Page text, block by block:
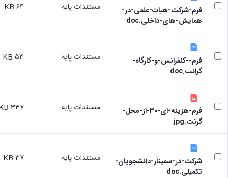
فرم-شرکت-هیات-علمی-در-
همایش-های-داخلی.doc
مستندات پایه ۶۴ KB
فرم--کنفرانس-و-کارگاه-
گرانت.doc
مستندات پایه ۵۳ KB
فرم-هزینه-ای-30-از-محل-
گرنت.jpg
مستندات پایه ۳۳۷ KB
شرکت-در-سمینار-دانشجویان-
تکمیلی.doc
مستندات پایه ۳۷ KB